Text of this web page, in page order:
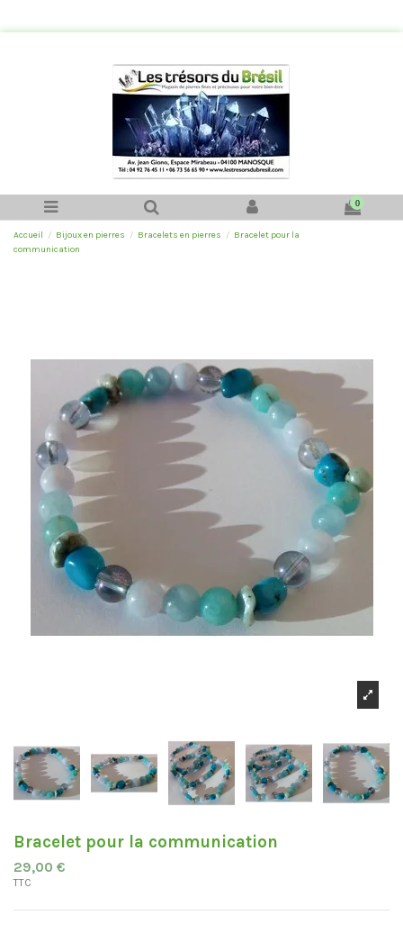
0
Accueil Bijoux en pierres Bracelets en pierres
Bracelet pour la
communication
Bracelet pour la communication
29,00 €
TTC